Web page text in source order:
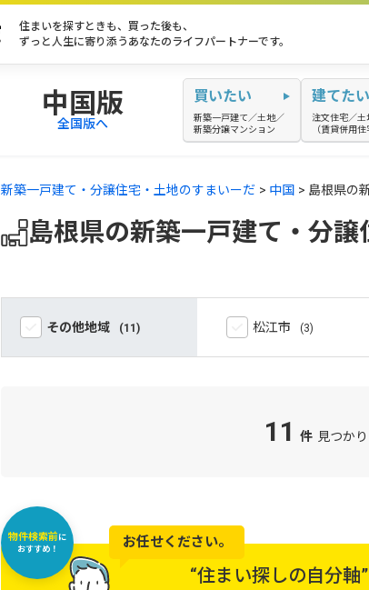
住まいを探すときも、買った後も、
ずっと人生に寄り添うあなたのライフパートナーです。
中国版
全国版へ
買いたい
新築一戸建て／土地／
新築分譲マンション
建てたい
注文住宅／土
（賃貸併用住
新築一戸建て・分譲住宅・土地のすまいーだ 中国 島根県の
島根県の新築一戸建て・分
その他地域 松江市
11 件 見つか
お任せください。
物件検索前 に
おすすめ！
“住まい探しの自分軸